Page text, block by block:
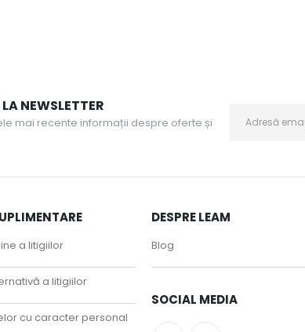
NEWSLETTER
mai recente informații despre oferte și
a litigiilor
a litigiilor
cu caracter personal
DESPRE LEAM
Blog
SOCIAL MEDIA